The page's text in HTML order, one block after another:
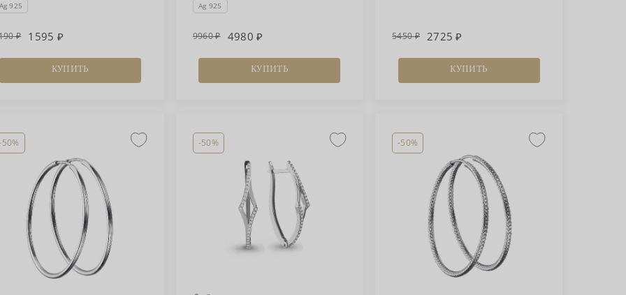
925
1595
КУПИТЬ
Ag 925
9960 4980
КУПИТЬ
5450 2725
КУПИТЬ
-50% -50%